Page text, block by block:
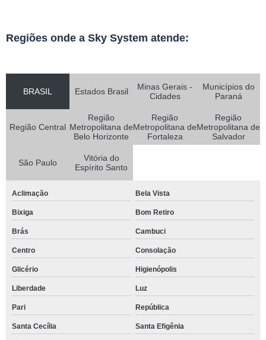
Regiões onde a Sky System atende:
BRASIL Estados Brasil
Minas Gerais -
Cidades
Municípios do
Paraná
Região Central
Região
Metropolitana de
Belo Horizonte
Região
Metropolitana de
Fortaleza
Região
Metropolitana de
Salvador
São Paulo
Vitória do
Espírito Santo
Aclimação Bela Vista
Bixiga Bom Retiro
Brás Cambuci
Centro Consolação
Glicério Higienópolis
Liberdade Luz
Pari República
Santa Cecília Santa Efigênia